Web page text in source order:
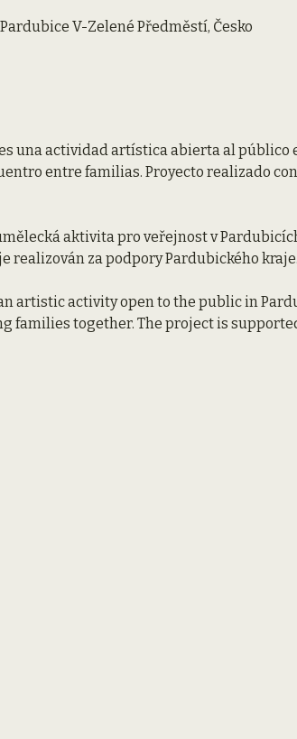
V-Zelené Předměstí, Česko
una actividad artística abierta al público
entre familias. Proyecto realizado
aktivita pro veřejnost v
realizován za podpory Pardubického kraje.
artistic activity open to the public in
families together. The project is